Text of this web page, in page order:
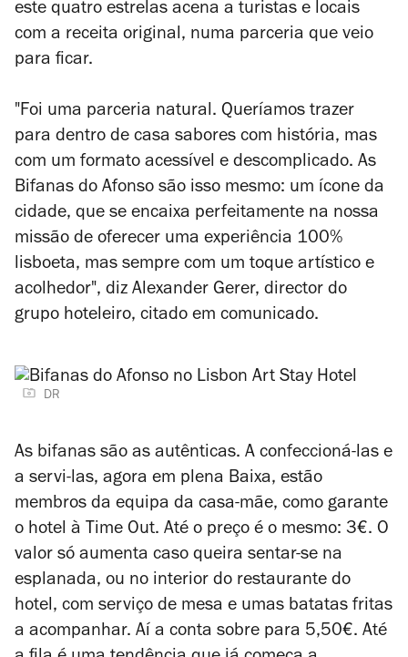
este quatro estrelas acena a turistas e locais
com a receita original, numa parceria que veio
para ficar.
"Foi uma parceria natural. Queríamos trazer
para dentro de casa sabores com história, mas
com um formato acessível e descomplicado. As
Bifanas do Afonso são isso mesmo: um ícone da
cidade, que se encaixa perfeitamente na nossa
missão de oferecer uma experiência 100%
lisboeta, mas sempre com um toque artístico e
acolhedor", diz Alexander Gerer, director do
grupo hoteleiro, citado em comunicado.
DR
As bifanas são as autênticas. A confeccioná-las e
a servi-las, agora em plena Baixa, estão
membros da equipa da casa-mãe, como garante
o hotel à Time Out. Até o preço é o mesmo: 3€. O
valor só aumenta caso queira sentar-se na
esplanada, ou no interior do restaurante do
hotel, com serviço de mesa e umas batatas fritas
a acompanhar. Aí a conta sobre para 5,50€. Até